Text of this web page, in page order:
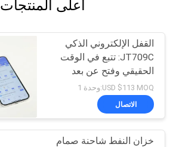
أعلى المنتجات
القفل الإلكتروني الذكي
JT709C: تتبع في الوقت
الحقيقي وفتح عن بعد
USD $113 MOQ:وحدة 1
الاتصال
خزان النفط شاحنة صمام